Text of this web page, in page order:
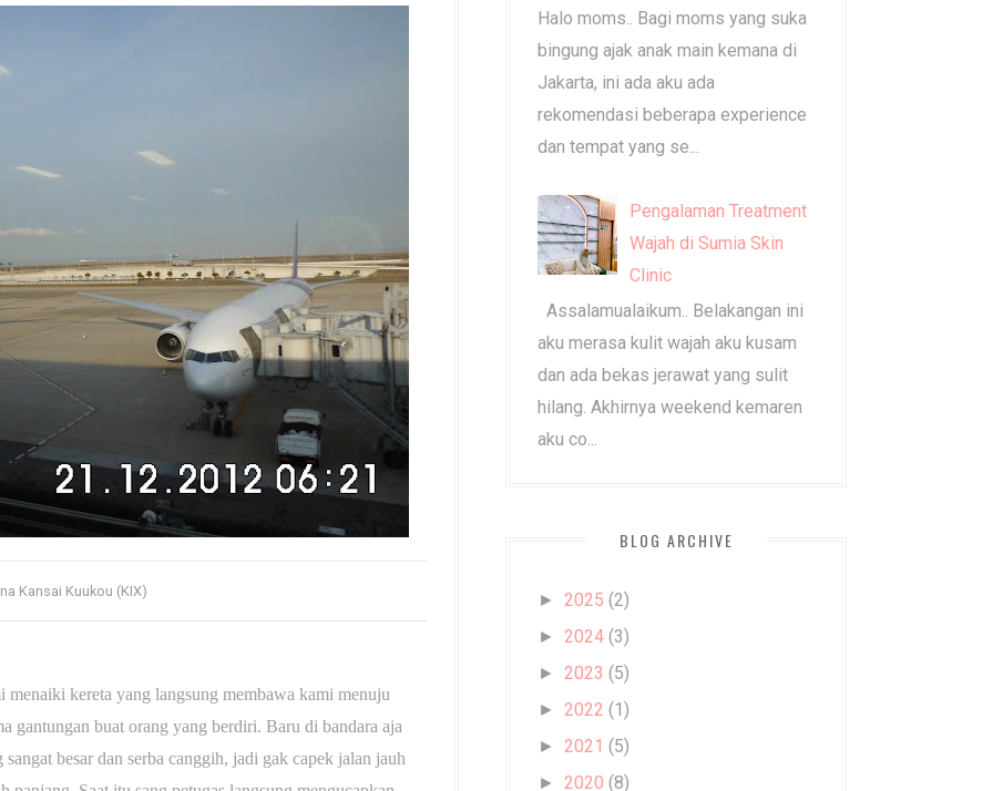
Kansai Kuukou (KIX)
kereta yang langsung membawa kami menuju
gantungan buat orang yang berdiri. Baru di bandara aja
besar dan serba canggih, jadi gak capek jalan jauh
Halo moms.. Bagi moms yang suka
bingung ajak anak main kemana di
Jakarta, ini ada aku ada
rekomendasi beberapa experience
dan tempat yang se...
Pengalaman Treatment
Wajah di Sumia Skin
Clinic
Assalamualaikum.. Belakangan ini
aku merasa kulit wajah aku kusam
dan ada bekas jerawat yang sulit
hilang. Akhirnya weekend kemaren
aku co...
BLOG ARCHIVE
► 2025 (2)
► 2024 (3)
► 2023 (5)
► 2022 (1)
► 2021 (5)
► 2020 (8)